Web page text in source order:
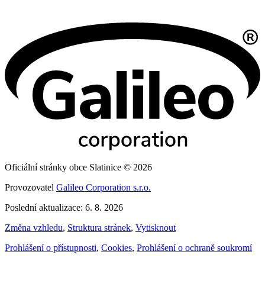
Oficiální stránky obce Slatinice © 2026
Provozovatel Galileo Corporation s.r.o.
Poslední aktualizace: 6. 8. 2026
Změna vzhledu, Struktura stránek, Vytisknout
Prohlášení o přístupnosti, Cookies, Prohlášení o ochraně soukromí